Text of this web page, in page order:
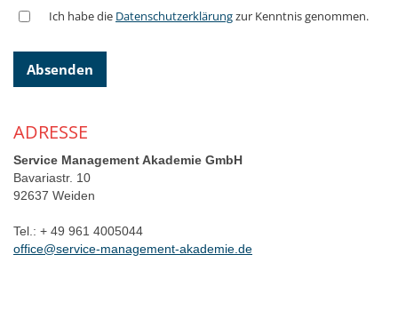
Ich habe die Datenschutzerklärungzur Kenntnis genommen.
Absenden
ADRESSE
Service Management Akademie GmbH
Bavariastr. 10
92637 Weiden
Tel.: + 49 961 4005044
office@service-management-akademie.de